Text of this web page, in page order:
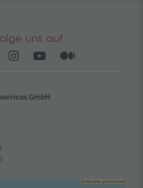
uns auf
LinkedIn – öffnet in einem
Instagram öffnet in
YouTube
GmbH